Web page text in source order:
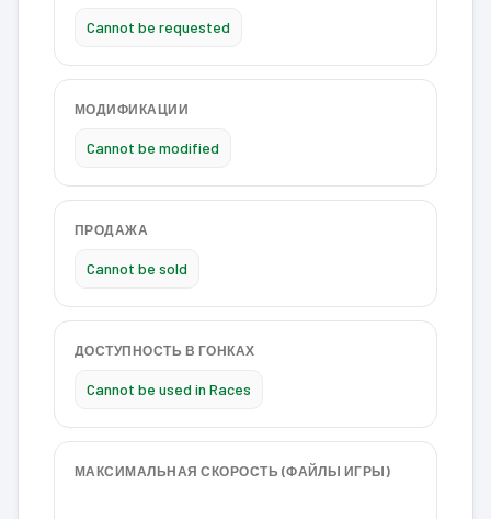
Cannot be requested
МОДИФИКАЦИИ
Cannot be modified
ПРОДАЖА
Cannot be sold
ДОСТУПНОСТЬ В ГОНКАХ
Cannot be used in Races
МАКСИМАЛЬНАЯ СКОРОСТЬ (ФАЙЛЫ ИГРЫ)